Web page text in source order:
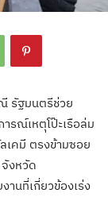
รัฐมนตรีช่วย
รณ์เหตุโป๊ะเรือล่ม
เคมี ตรงข้ามซอย
งหวัด
านที่เกี่ยวข้องเร่ง